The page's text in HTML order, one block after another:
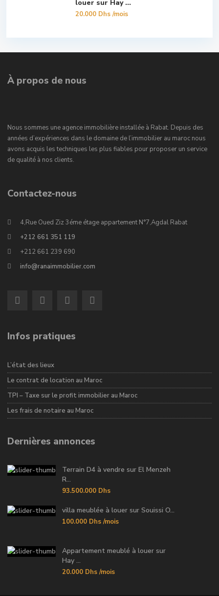
louer sur Hay ...
20.000 Dhs/mois
À propos de nous
Nous sommes une agence immobilière installée à Rabat. Depuis des
années d’expériences dans le domaine de l’immobilier au maroc nous
avons acquis les techniques les plus fiables pour proposer un service
de qualité à nos clients.
Contactez-nous
4,Rue Oued Ziz 3éme étage appartement N°7,Agdal Rabat
+212 661 351 119
+212 661 239 690
info@ranaimmobilier.com
Infos pratiques
L’état des lieux
Le contrat de location au Maroc
TPI – Taxe sur le profit immobilier au Maroc
Les frais de notaire au Maroc
Dernières annonces
Terrain D4 à vendre sur El Menzeh
R...
93.500.000 Dhs
villa meublée à louer sur Souissi O...
100.000 Dhs /mois
Appartement meublé à louer sur
Hay ...
20.000 Dhs /mois